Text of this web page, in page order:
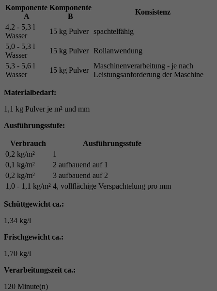
Komponente
A
Komponente
B
Konsistenz
4,2 - 5,3 l
Wasser
15 kg Pulver spachtelfähig
5,0 - 5,3 l
Wasser
15 kg Pulver Rollanwendung
5,3 - 5,6 l
Wasser
15 kg Pulver
Maschinenverarbeitung - je nach
Leistungsanforderung der Maschine
Materialbedarf:
1,1 kg Pulver je m² und mm
Ausführungsstufe:
Verbrauch
Ausführungsstufe
0,2 kg/m²
1
0,1 kg/m²
2 aufbauend auf 1
0,2 kg/m²
3 aufbauend auf 2
1,0 - 1,1 kg/m² 4, vollflächige Verspachtelung pro mm
Schüttgewicht ca.:
1,34 kg/l
Frischgewicht ca.:
1,70 kg/l
Verarbeitungszeit ca.:
120 Minute(n)